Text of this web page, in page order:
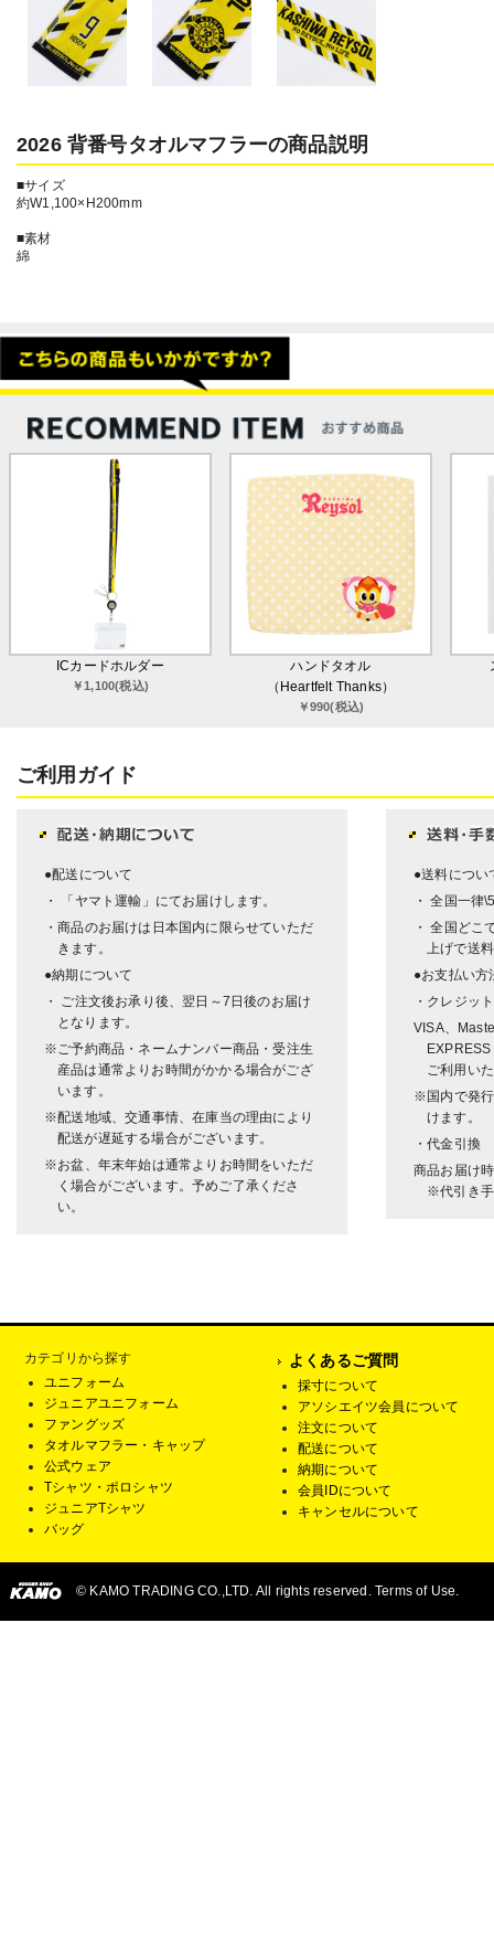
2026 背番号タオルマフラーの商品説明
■サイズ
約W1,100×H200mm
■素材
綿
ICカードホルダー
￥1,100(税込)
ハンドタオル
（Heartfelt Thanks）
￥990(税込)
ご利用ガイド
●配送について
・ 「ヤマト運輸」にてお届けします。
・商品のお届けは日本国内に限らせていただ
きます。
●納期について
・ ご注文後お承り後、翌日～7日後のお届け
となります。
※ご予約商品・ネームナンバー商品・受注生
産品は通常よりお時間がかかる場合がござ
います。
※配送地域、交通事情、在庫当の理由により
配送が遅延する場合がございます。
※お盆、年末年始は通常よりお時間をいただ
く場合がございます。予めご了承くださ
い。
●送料につい
・ 全国一律
・ 全国どこ
上げで送
●お支払い方
・クレジッ
VISA、
ご利用い
※国内で発
けます。
・代金引換
商品お届け
※代引き
カテゴリから探す
ユニフォーム
ジュニアユニフォーム
ファングッズ
タオルマフラー・キャップ
公式ウェア
Tシャツ・ポロシャツ
ジュニアTシャツ
バッグ
よくあるご質問
採寸について
アソシエイツ会員について
注文について
配送について
納期について
会員IDについて
キャンセルについて
© KAMO TRADING CO.,LTD. All rights reserved. Terms of Use.